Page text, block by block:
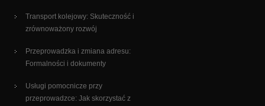
Transport kolejowy: Skuteczność i
zrównoważony rozwój
Przeprowadzka i zmiana adresu:
Formalności i dokumenty
Usługi pomocnicze przy
przeprowadzce: Jak skorzystać z